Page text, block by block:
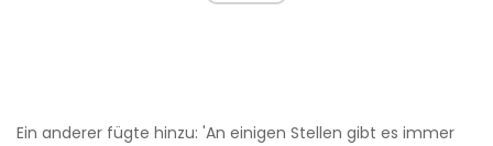
Ein anderer fügte hinzu: 'An einigen Stellen gibt es immer